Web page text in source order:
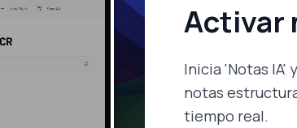
Activar
Inicia 'Notas IA'
notas
tiempo real.